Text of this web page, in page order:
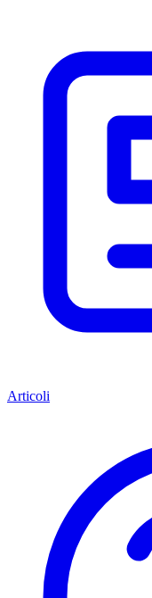
Articoli